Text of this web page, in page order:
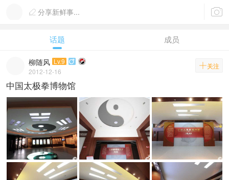

 分享新鲜事...
话题 成员
关注
柳随风 Lv.9 
2012-12-16
中国太极拳博物馆